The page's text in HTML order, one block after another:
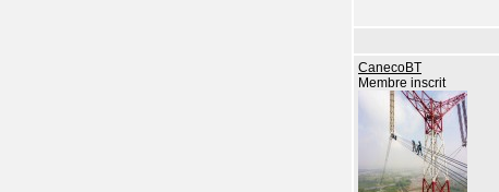
CanecoBT
Membre inscrit